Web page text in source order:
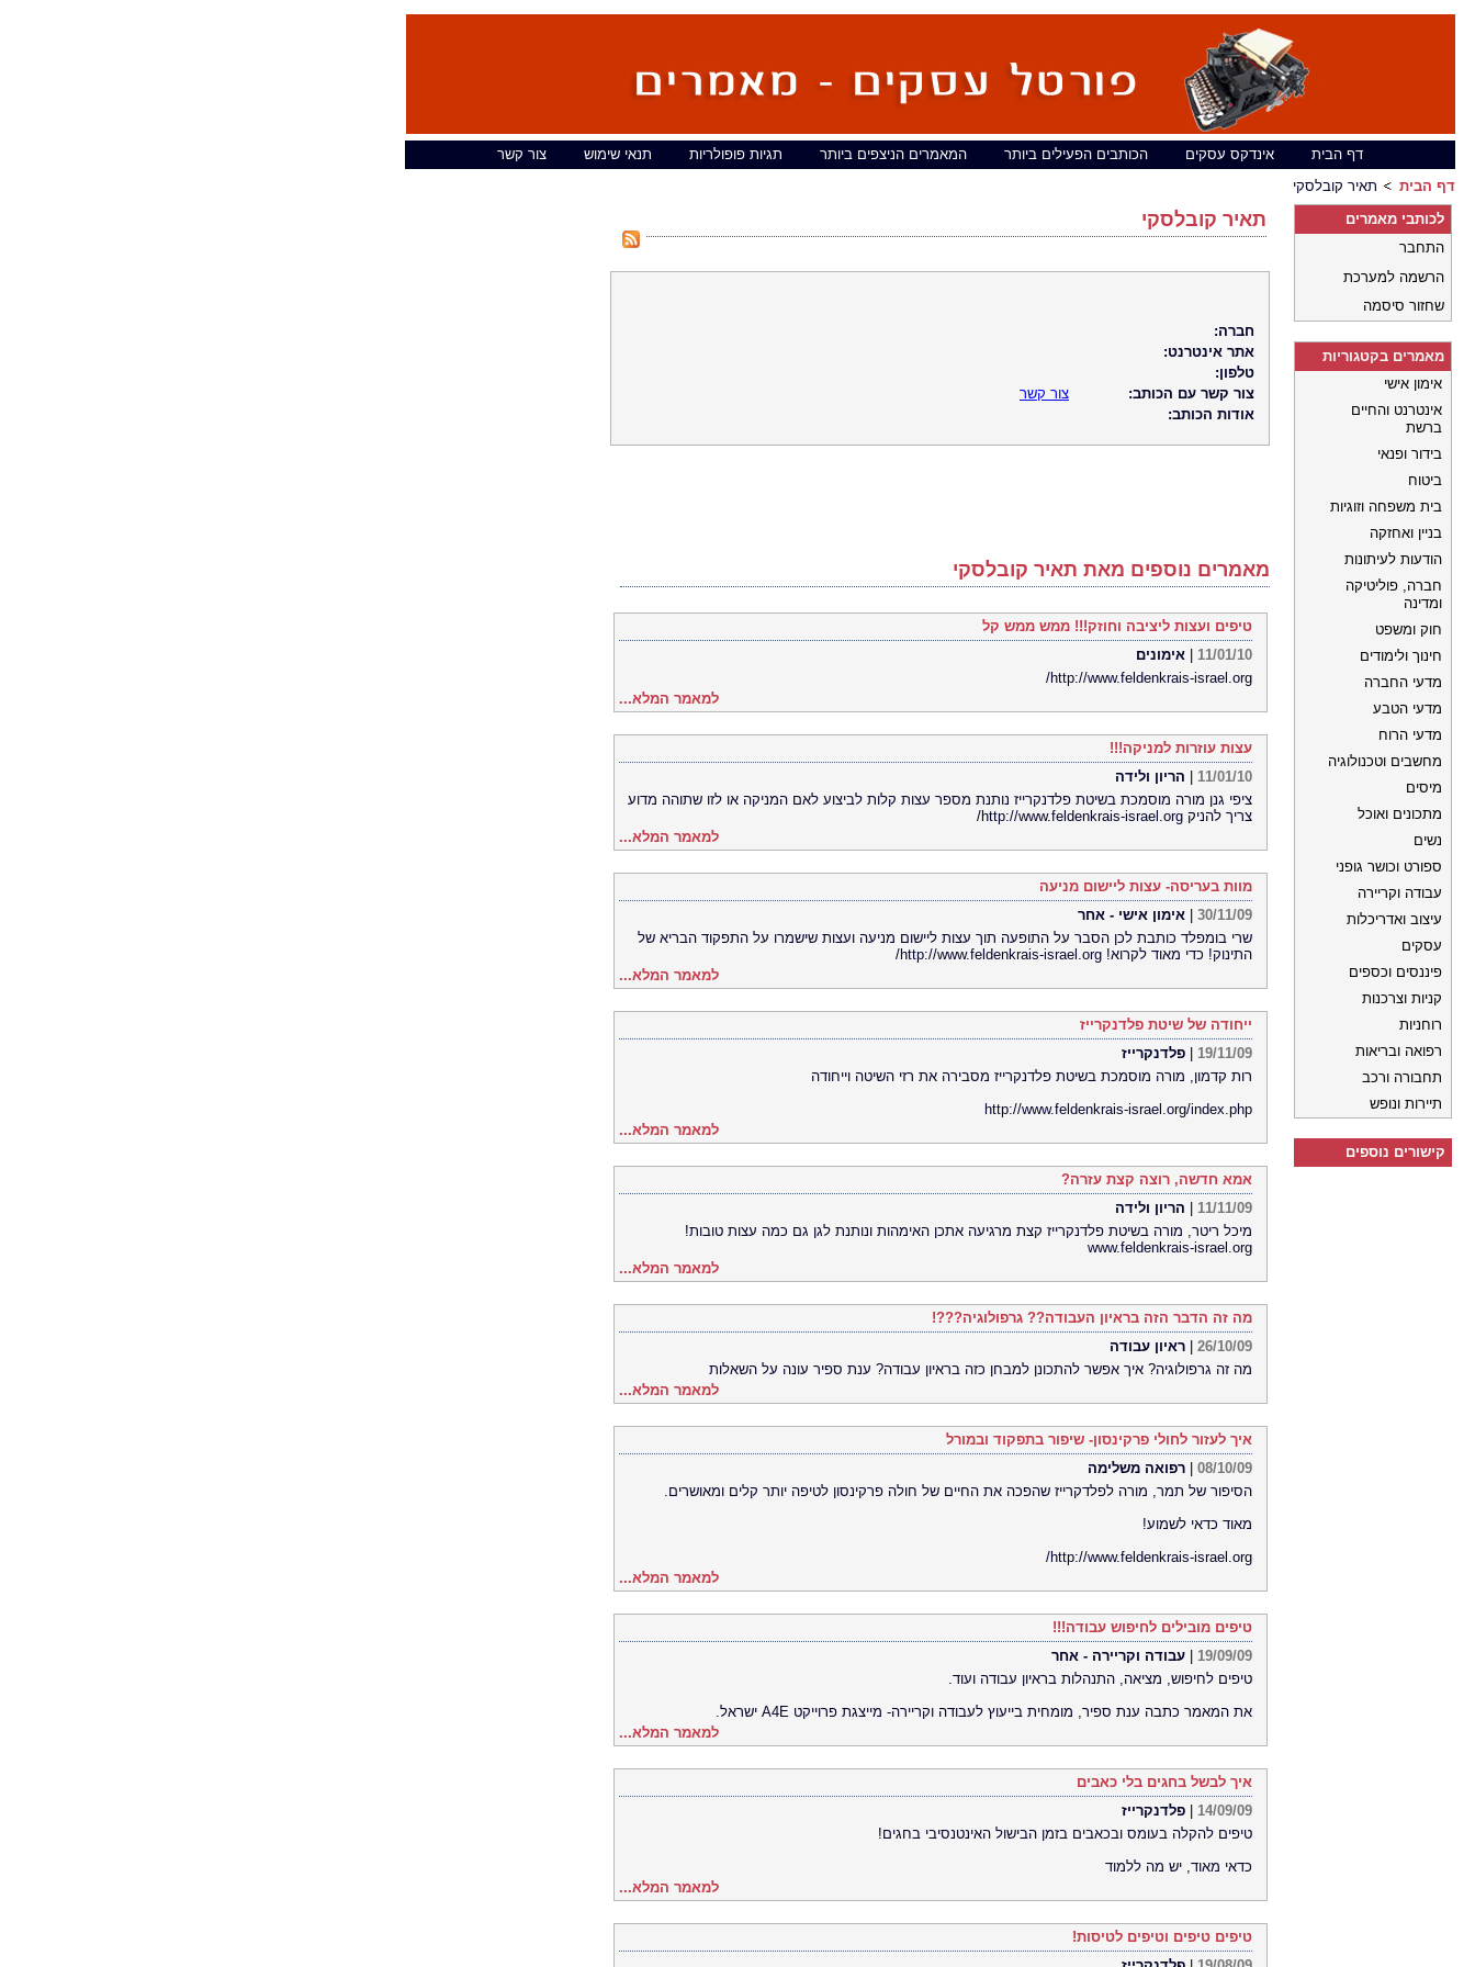
דף הבית אינדקס עסקים הכותבים הפעילים ביותר המאמרים הניצפים ביותר תגיות פופולריות תנאי שימוש
צור קשר
דף הבית
תאיר קובלסקי
תאיר קובלסקי
חברה:
אתר אינטרנט:
טלפון:
צור קשר עם הכותב:
צור קשר
אודות הכותב:
מאמרים נוספים מאת תאיר קובלסקי
טיפים ועצות ליציבה וחוזק!!! ממש ממש קל
11/01/10
אימונים
http://www.feldenkrais-israel.org/
למאמר המלא...
עצות עוזרות למניקה!!!
11/01/10
הריון ולידה
ציפי גנן מורה מוסמכת בשיטת פלדנקרייז נותנת מספר עצות קלות לביצוע לאם המניקה או לזו שתוהה מדוע
צריך להניק http://www.feldenkrais-israel.org/
למאמר המלא...
מוות בעריסה- עצות ליישום מניעה
30/11/09
אימון אישי - אחר
שרי בומפלד כותבת לכן הסבר על התופעה תוך עצות ליישום מניעה ועצות שישמרו על התפקוד הבריא של
התינוק! כדי מאוד לקרוא! http://www.feldenkrais-israel.org/
למאמר המלא...
ייחודה של שיטת פלדנקרייז
19/11/09
פלדנקרייז
רות קדמון, מורה מוסמכת בשיטת פלדנקרייז מסבירה את רזי השיטה וייחודה
http://www.feldenkrais-israel.org/index.php
למאמר המלא...
אמא חדשה, רוצה קצת עזרה?
11/11/09
הריון ולידה
מיכל ריטר, מורה בשיטת פלדנקרייז קצת מרגיעה אתכן האימהות ונותנת לגן גם כמה עצות טובות!
www.feldenkrais-israel.org
למאמר המלא...
מה זה הדבר הזה בראיון העבודה?? גרפולוגיה???!
26/10/09
ראיון עבודה
מה זה גרפולוגיה? איך אפשר להתכונן למבחן כזה בראיון עבודה? ענת ספיר עונה על השאלות
למאמר המלא...
איך לעזור לחולי פרקינסון- שיפור בתפקוד ובמורל
08/10/09
רפואה משלימה
הסיפור של תמר, מורה לפלדקרייז שהפכה את החיים של חולה פרקינסון לטיפה יותר קלים ומאושרים.
מאוד כדאי לשמוע!
http://www.feldenkrais-israel.org/
למאמר המלא...
טיפים מובילים לחיפוש עבודה!!!
19/09/09
עבודה וקריירה - אחר
טיפים לחיפוש, מציאה, התנהלות בראיון עבודה ועוד.
את המאמר כתבה ענת ספיר, מומחית בייעוץ לעבודה וקריירה- מייצגת פרוייקט A4E ישראל.
למאמר המלא...
איך לבשל בחגים בלי כאבים
14/09/09
פלדנקרייז
טיפים להקלה בעומס ובכאבים בזמן הבישול האינטנסיבי בחגים!
כדאי מאוד, יש מה ללמוד
למאמר המלא...
טיפים טיפים וטיפים לטיסות!
לכותבי מאמרים
התחבר
הרשמה למערכת
שחזור סיסמה
מאמרים בקטגוריות
אימון אישי
אינטרנט והחיים
ברשת
בידור ופנאי
ביטוח
בית משפחה וזוגיות
בניין ואחזקה
הודעות לעיתונות
חברה, פוליטיקה
ומדינה
חוק ומשפט
חינוך ולימודים
מדעי החברה
מדעי הטבע
מדעי הרוח
מחשבים וטכנולוגיה
מיסים
מתכונים ואוכל
נשים
ספורט וכושר גופני
עבודה וקריירה
עיצוב ואדריכלות
עסקים
פיננסים וכספים
קניות וצרכנות
רוחניות
רפואה ובריאות
תחבורה ורכב
תיירות ונופש
קישורים נוספים